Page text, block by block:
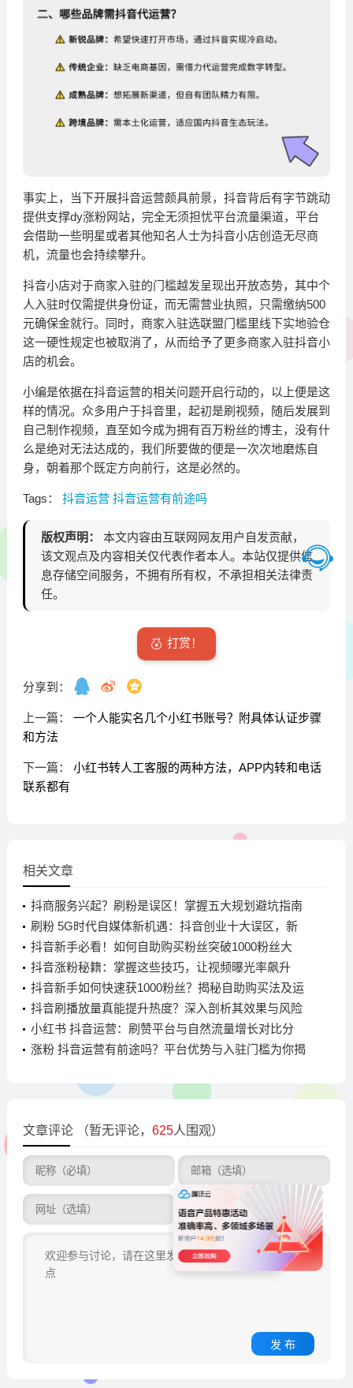
事实上，当下开展抖音运营颇具前景，抖音背后有字节跳动
提供支撑dy涨粉网站，完全无须担忧平台流量渠道，平台
会借助一些明星或者其他知名人士为抖音小店创造无尽商
机，流量也会持续攀升。
抖音小店对于商家入驻的门槛越发呈现出开放态势，其中个
人入驻时仅需提供身份证，而无需营业执照，只需缴纳500
元确保金就行。同时，商家入驻选联盟门槛里线下实地验仓
这一硬性规定也被取消了，从而给予了更多商家入驻抖音小
店的机会。
小编是依据在抖音运营的相关问题开启行动的，以上便是这
样的情况。众多用户于抖音里，起初是刷视频，随后发展到
自己制作视频，直至如今成为拥有百万粉丝的博主，没有什
么是绝对无法达成的，我们所要做的便是一次次地磨炼自
身，朝着那个既定方向前行，这是必然的。
Tags： 抖音运营 抖音运营有前途吗
版权声明：
本文内容由互联网网友用户自发贡献，
该文观点及内容相关仅代表作者本人。本站仅提供信
息存储空间服务，不拥有所有权，不承担相关法律责
任。
打赏！
分享到：
上一篇： 一个人能实名几个小红书账号？附具体认证步骤
和方法
下一篇： 小红书转人工客服的两种方法，APP内转和电话
联系都有
相关文章
抖商服务兴起？刷粉是误区！掌握五大规划避坑指南
刷粉 5G时代自媒体新机遇：抖音创业十大误区，新
手如何避坑与规划？
抖音新手必看！如何自助购买粉丝突破1000粉丝大
关？
抖音涨粉秘籍：掌握这些技巧，让视频曝光率飙升
抖音新手如何快速获1000粉丝？揭秘自助购买法及运
营建议
抖音刷播放量真能提升热度？深入剖析其效果与风险
小红书 抖音运营：刷赞平台与自然流量增长对比分
析，哪种更有效？
涨粉 抖音运营有前途吗？平台优势与入驻门槛为你揭
文章评论 （暂无评论， 625人围观）
发 布